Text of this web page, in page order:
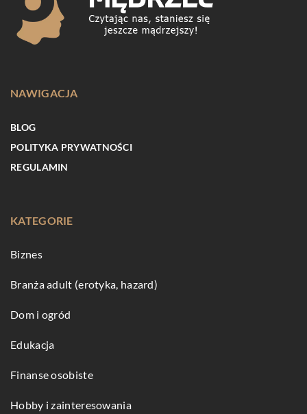
NAWIGACJA
BLOG
POLITYKA PRYWATNOŚCI
REGULAMIN
KATEGORIE
Biznes
Branża adult (erotyka, hazard)
Dom i ogród
Edukacja
Finanse osobiste
Hobby i zainteresowania